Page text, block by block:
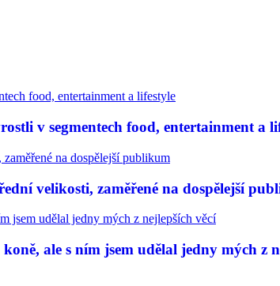
v segmentech food, entertainment a
velikosti, zaměřené na dospělejší
ale s ním jsem udělal jedny mých z